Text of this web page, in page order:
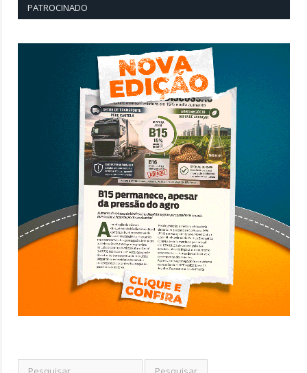
PATROCINADO